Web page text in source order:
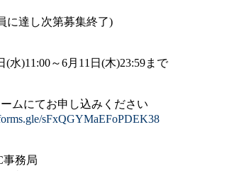
に達し次第募集終了)
(水)11:00～6月11日(木)23:59まで
ムにてお申し込みください
sFxQGYMaEFoPDEK38
事務局